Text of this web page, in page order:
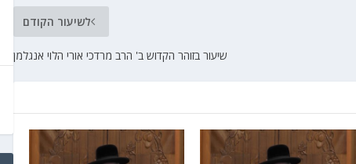
לשיעור הקודם
שיעור בזוהר הקדוש ב' הרב מרדכי אורי הלוי אנגלמן